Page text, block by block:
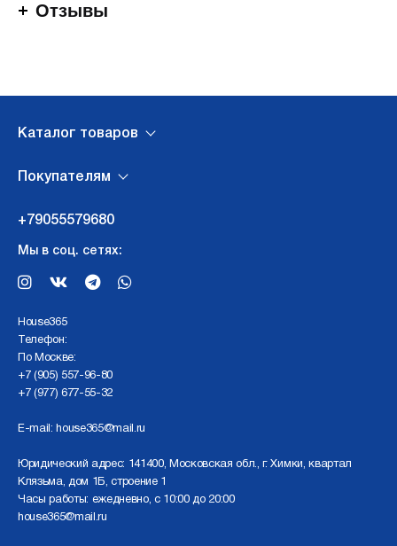
Отзывы
Каталог товаров
Покупателям
+79055579680
Мы в соц. сетях:
Нouse365
Телефон:
По Москве:
+7 (905) 557-96-80
+7 (977) 677-55-32
E-mail: house365@mail.ru
Юридический адрес: 141400, Московская обл., г. Химки, квартал
Клязьма, дом 1Б, строение 1
Часы работы: ежедневно, с 10:00 до 20:00
house365@mail.ru